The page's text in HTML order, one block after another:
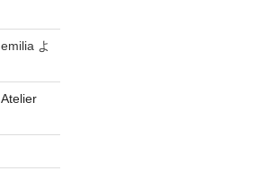
emilia よ
Atelier